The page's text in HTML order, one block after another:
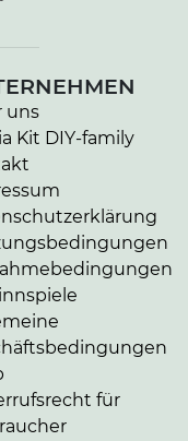
uns
Kit DIY-family
für